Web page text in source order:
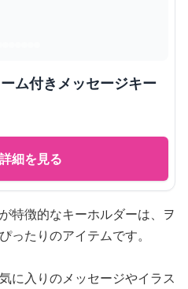
ム付きメッセージキー
細を見る
特徴的なキーホルダーは、ヲ
ったりのアイテムです。
に入りのメッセージやイラス